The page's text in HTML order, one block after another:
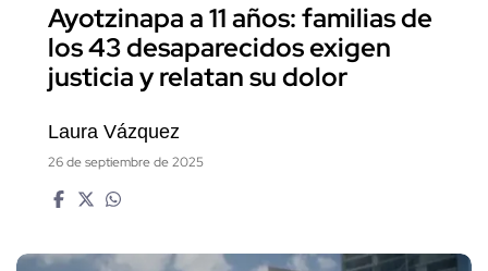
Ayotzinapa a 11 años: familias de
los 43 desaparecidos exigen
justicia y relatan su dolor
Laura Vázquez
26 de septiembre de 2025